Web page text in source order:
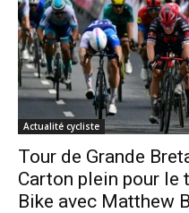
Actualité cycliste
Tour de Grande
Carton plein pour le
Bike avec Matthew